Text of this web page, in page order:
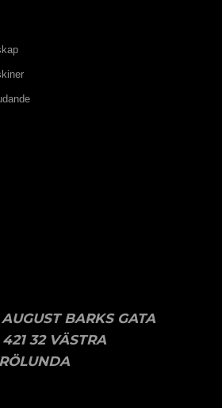
BARKS GATA
421 32 VÄSTRA